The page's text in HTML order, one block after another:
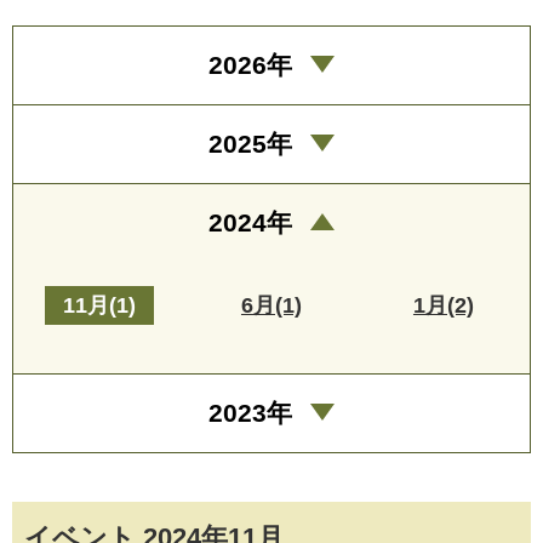
2026年
2025年
2024年
11月(1) 6月(1) 1月(2)
2023年